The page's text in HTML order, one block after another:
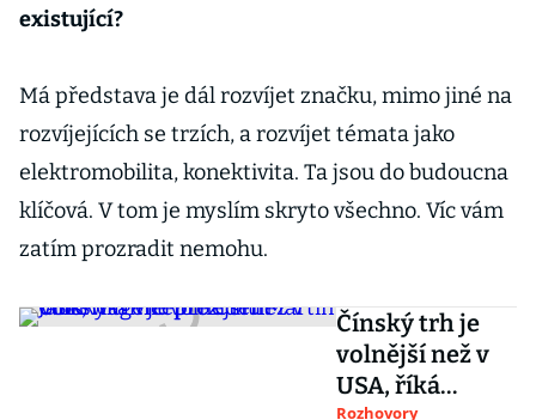
existující?
Má představa je dál rozvíjet značku, mimo jiné na
rozvíjejících se trzích, a rozvíjet témata jako
elektromobilita, konektivita. Ta jsou do budoucna
klíčová. V tom je myslím skryto všechno. Víc vám
zatím prozradit nemohu.
Čínský trh je
volnější než v
USA, říká
Rozhovory